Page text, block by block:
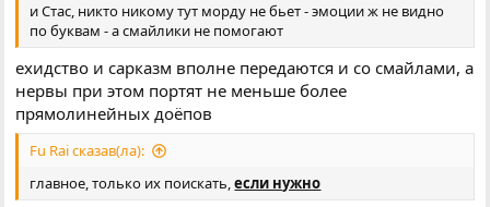
и Стас, никто никому тут морду не бьет - эмоции ж не видно
по буквам - а смайлики не помогают
ехидство и сарказм вполне передаются и со смайлами, а
нервы при этом портят не меньше более
прямолинейных доёпов
Fu Rai сказав(ла):
главное, только их поискать,если нужно